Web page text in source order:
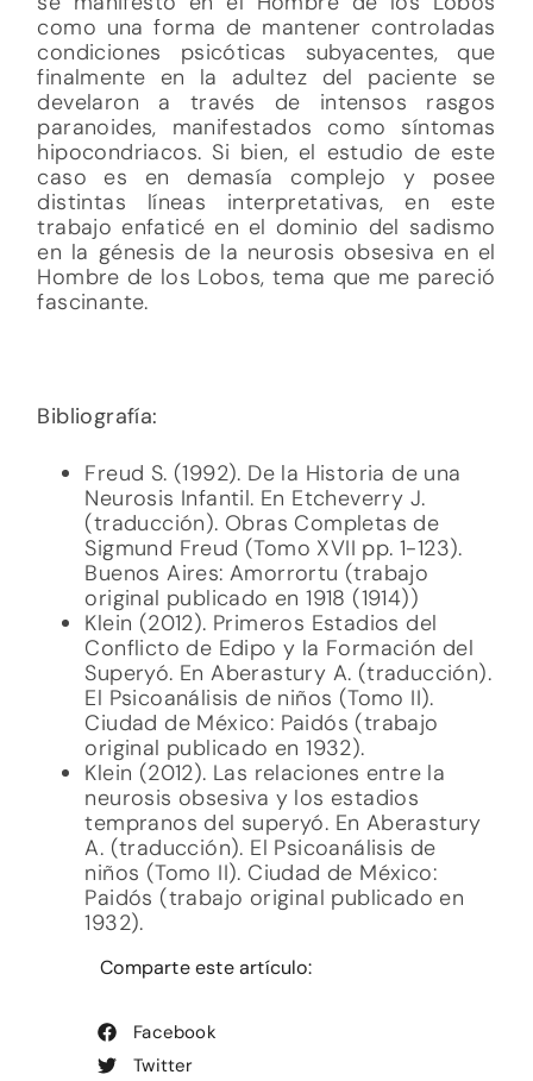
como una forma de mantener controladas
condiciones psicóticas subyacentes, que
finalmente en la adultez del paciente se
develaron a través de intensos rasgos
paranoides, manifestados como síntomas
hipocondriacos. Si bien, el estudio de este
caso es en demasía complejo y posee
distintas líneas interpretativas, en este
trabajo enfaticé en el dominio del sadismo
en la génesis de la neurosis obsesiva en el
Hombre de los Lobos, tema que me pareció
fascinante.
Bibliografía:
Freud S. (1992). De la Historia de una
Neurosis Infantil. En Etcheverry J.
(traducción). Obras Completas de
Sigmund Freud (Tomo XVII pp. 1-123).
Buenos Aires: Amorrortu (trabajo
original publicado en 1918 (1914))
Klein (2012). Primeros Estadios del
Conflicto de Edipo y la Formación del
Superyó. En Aberastury A. (traducción).
El Psicoanálisis de niños (Tomo II).
Ciudad de México: Paidós (trabajo
original publicado en 1932).
Klein (2012). Las relaciones entre la
neurosis obsesiva y los estadios
tempranos del superyó. En Aberastury
A. (traducción). El Psicoanálisis de
niños (Tomo II). Ciudad de México:
Paidós (trabajo original publicado en
1932).
Comparte este artículo:
Facebook
Twitter